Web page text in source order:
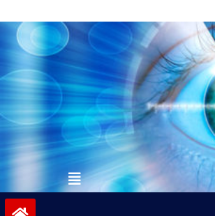
to
contentvinivida.lk